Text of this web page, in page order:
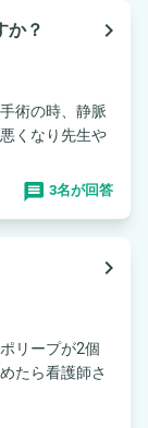
か？
navigate_next
術の時、静脈
くなり先生や
3名が回答
navigate_next
リープが2個
たら看護師さ